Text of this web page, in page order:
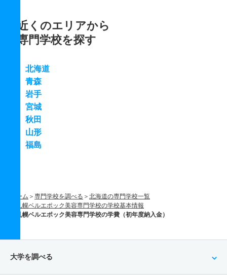
近くのエリアから
専門学校を探す
北海道
青森
岩手
宮城
秋田
山形
福島
ホーム 専門学校を調べる
北海道の専門学校一覧
札幌ベルエポック美容専門学校の学校基本情報
札幌ベルエポック美容専門学校の学費（初年度納入金）
大学を調べる